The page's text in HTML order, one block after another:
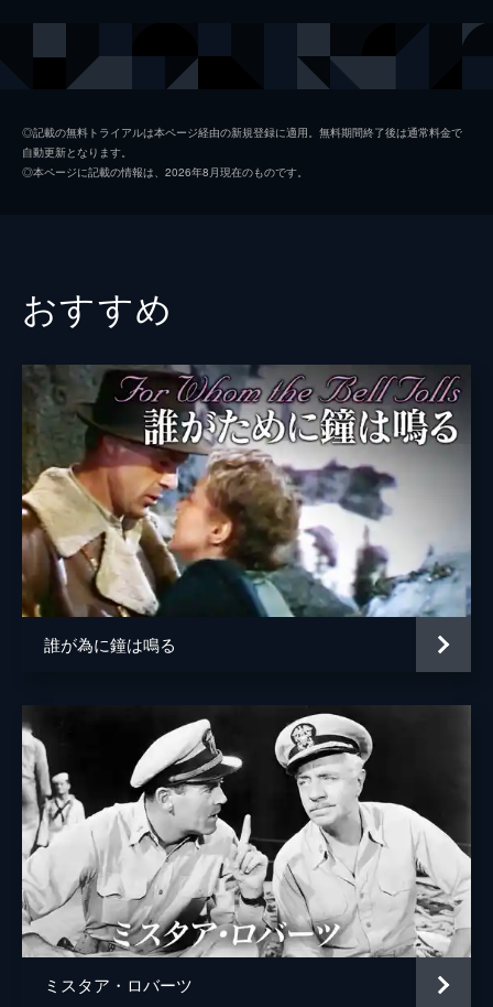
フランシス・Ｘ・ブッシュマン
原作 ルー・ウォーレス
音楽 ウィリアム・アクスト
◎記載の無料トライアルは本ページ経由の新規登録に適用。無料期間終了後は通常料金で
自動更新となります。
◎本ページに記載の情報は、2026年8月現在のものです。
おすすめ
誰が為に鐘は鳴る
ミスタア・ロバーツ